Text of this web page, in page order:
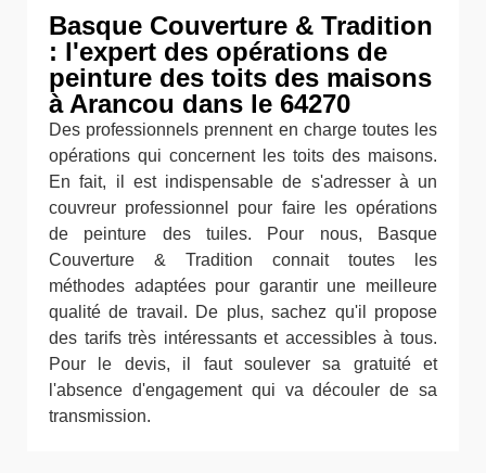
Basque Couverture & Tradition
: l'expert des opérations de
peinture des toits des maisons
à Arancou dans le 64270
Des professionnels prennent en charge toutes les
opérations qui concernent les toits des maisons.
En fait, il est indispensable de s'adresser à un
couvreur professionnel pour faire les opérations
de peinture des tuiles. Pour nous, Basque
Couverture & Tradition connait toutes les
méthodes adaptées pour garantir une meilleure
qualité de travail. De plus, sachez qu'il propose
des tarifs très intéressants et accessibles à tous.
Pour le devis, il faut soulever sa gratuité et
l'absence d'engagement qui va découler de sa
transmission.